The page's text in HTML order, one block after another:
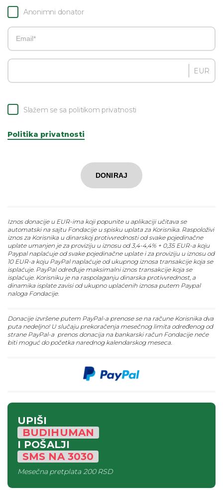
Anonimni donator
EUR
Slažem se sa politikom privatnosti
Politika privatnosti
DONIRAJ
Iznos donacije u EUR-ima koji popunite u aplikaciji učitava se
automatski na sajtu Fondacije u spisku uplata za Korisnika. Raspoloživi
iznos za Korisnika u dinarskoj protivvrednosti od svake pojedinačne
uplate umanjen je za proviziju u iznosu od 3,4-4,4% + 0,35 EUR-a koju
Paypal naplaćuje od svake pojedinačne uplate i za proviziju u iznosu od
10 EUR-a koju PayPal naplaćuje od ukupnog iznosa transakcije koja se
isplaćuje. PayPal određuje maksimalni iznos transakcije koja se
isplaćuje. Korisniku je na raspolaganju dinarska protivvrednost, a
dinamika isplate zavisi od ukupno uplaćenih iznosa putem Paypal
naloga Fondacije.
Donacije izvršene putem PayPal-a prenose se na račune Korisnika dva
puta nedeljno! U slučaju prekoračenja mesečnog limita određenog od
strane PayPal-a prenos donacija na bankarski račun Fondacije neće
biti moguć do početka narednog kalendarskog meseca.
UPIŠI
BUDIHUMAN
I POŠALJI
SMS NA3030
Mesečna pretplata200 RSD